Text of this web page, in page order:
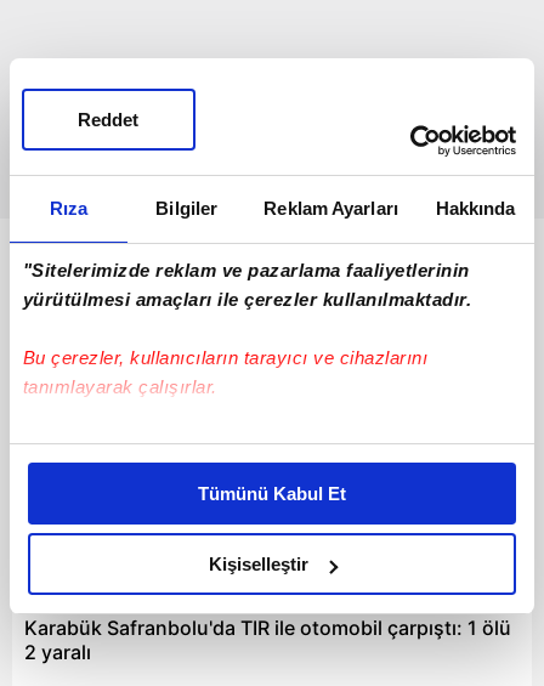
Rıza Bilgiler Reklam Ayarları Hakkında
"Sitelerimizde reklam ve pazarlama faaliyetlerinin
yürütülmesi amaçları ile çerezler kullanılmaktadır.
Bu çerezler, kullanıcıların tarayıcı ve cihazlarını
tanımlayarak çalışırlar.
Bu çerezlere izin vermeniz halinde sizlere özel
daha iyi reklam deneyimi yaşatabiliriz. Bunu yaparken
amacımızın size daha iyi bir reklam deneyimi sunmak
olduğunu ve sizlere en iyi içerikleri sunabilmek adına
elimizden gelen çabayı gösterdiğimizi ve bu noktada,
reklamların maliyetlerimizi karşılamak noktasında tek gelir
kalemimiz olduğunu sizlere hatırlatmak isteriz.
Tümünü Kabul Et
Kişiselleştir
Reddet
Bunlar da Var
Karabük Safranbolu'da TIR ile otomobil çarpıştı: 1 ölü
2 yaralı